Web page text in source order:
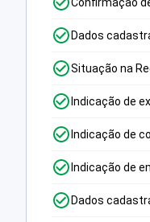
Dados
Situação na
Indicação de
Indicação de
Indicação de
Dados